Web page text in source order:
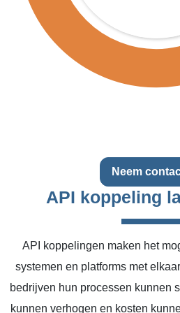
Neem
API koppeling
API koppelingen maken het
systemen en platforms met
bedrijven hun processen kunnen
kunnen verhogen en kosten